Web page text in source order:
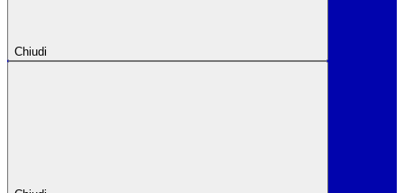
Chiudi